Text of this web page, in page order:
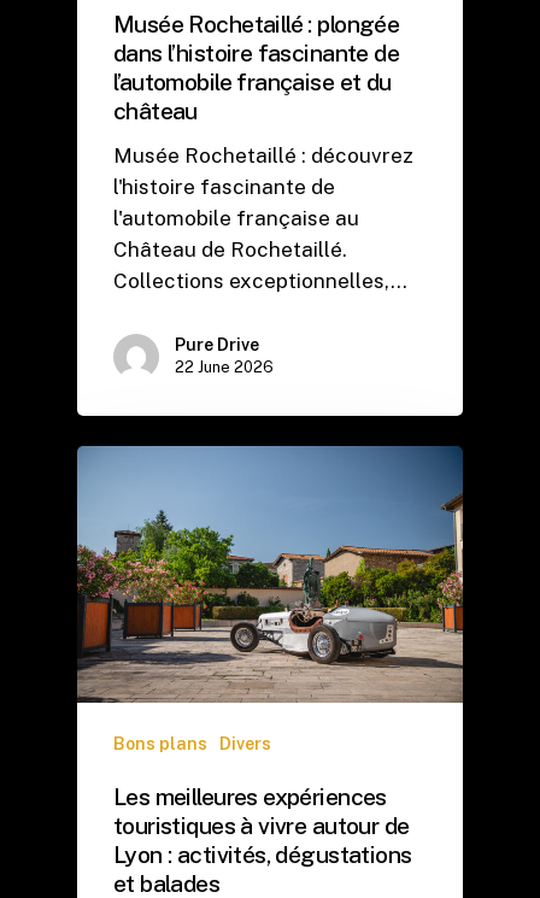
Musée Rochetaillé : plongée
dans l’histoire fascinante de
l’automobile française et du
château
Musée Rochetaillé : découvrez
l'histoire fascinante de
l'automobile française au
Château de Rochetaillé.
Collections exceptionnelles,…
Pure Drive
22 June 2026
Bons plans Divers
Les meilleures expériences
touristiques à vivre autour de
Lyon : activités, dégustations
et balades